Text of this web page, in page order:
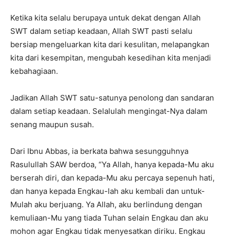
Ketika kita selalu berupaya untuk dekat dengan Allah
SWT dalam setiap keadaan, Allah SWT pasti selalu
bersiap mengeluarkan kita dari kesulitan, melapangkan
kita dari kesempitan, mengubah kesedihan kita menjadi
kebahagiaan.
Jadikan Allah SWT satu-satunya penolong dan sandaran
dalam setiap keadaan. Selalulah mengingat-Nya dalam
senang maupun susah.
Dari Ibnu Abbas, ia berkata bahwa sesungguhnya
Rasulullah SAW berdoa, “Ya Allah, hanya kepada-Mu aku
berserah diri, dan kepada-Mu aku percaya sepenuh hati,
dan hanya kepada Engkau-lah aku kembali dan untuk-
Mulah aku berjuang. Ya Allah, aku berlindung dengan
kemuliaan-Mu yang tiada Tuhan selain Engkau dan aku
mohon agar Engkau tidak menyesatkan diriku. Engkau